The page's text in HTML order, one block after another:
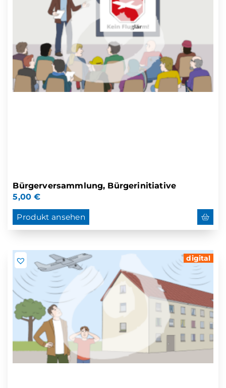
Bürgerversammlung, Bürgerinitiative
5,00€
Produkt ansehen
digital